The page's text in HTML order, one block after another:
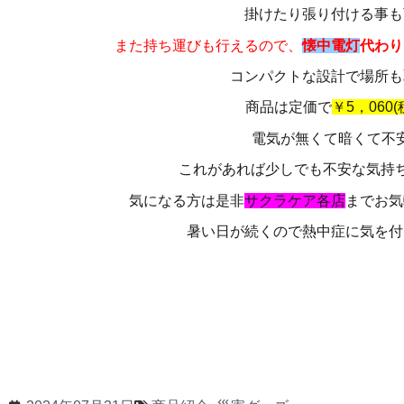
掛けたり張り付ける事
また持ち運びも行えるので、懐中電灯代わ
コンパクトな設計で場所
商品は定価で ￥5，060(
電気が無くて暗くて不
これがあれば少しでも不安な気持
気になる方は是非サクラケア各店までお
暑い日が続くので熱中症に気を